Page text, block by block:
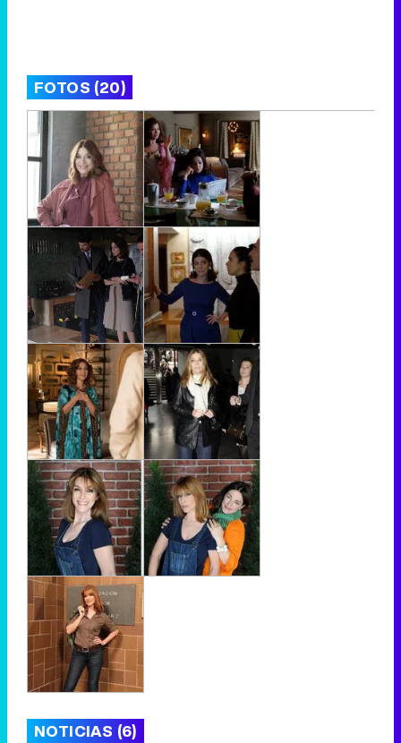
FOTOS (20)
NOTICIAS (6)